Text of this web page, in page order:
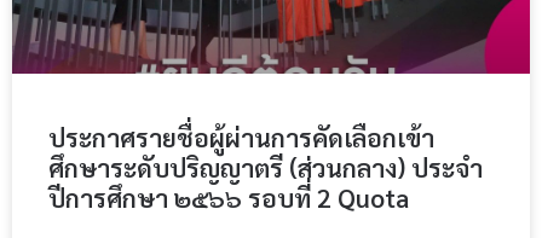
ประกาศรายชื่อผู้ผ่านการคัดเลือกเข้า
ศึกษาระดับปริญญาตรี (ส่วนกลาง) ประจำ
ปีการศึกษา ๒๕๖๖ รอบที่ 2 Quota